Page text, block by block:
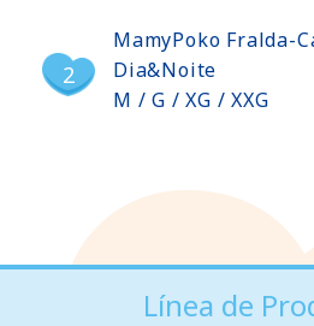
MamyPoko Fralda-
Dia&Noite
M / G / XG / XXG
Línea de